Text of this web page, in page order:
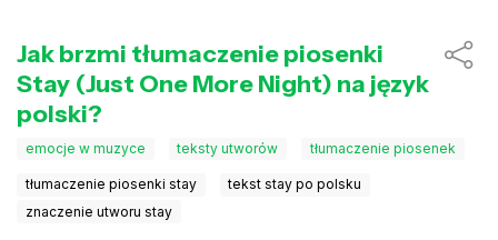
Jak brzmi tłumaczenie piosenki
Stay (Just One More Night) na język
polski?
emocje w muzyce teksty utworów tłumaczenie piosenek
tłumaczenie piosenki stay
tekst stay po polsku
znaczenie utworu stay